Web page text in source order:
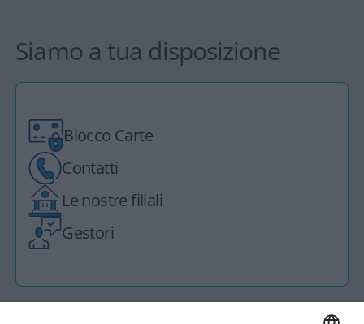
Siamo a tua disposizione
Blocco Carte
Contatti
Le nostre filiali
Gestori